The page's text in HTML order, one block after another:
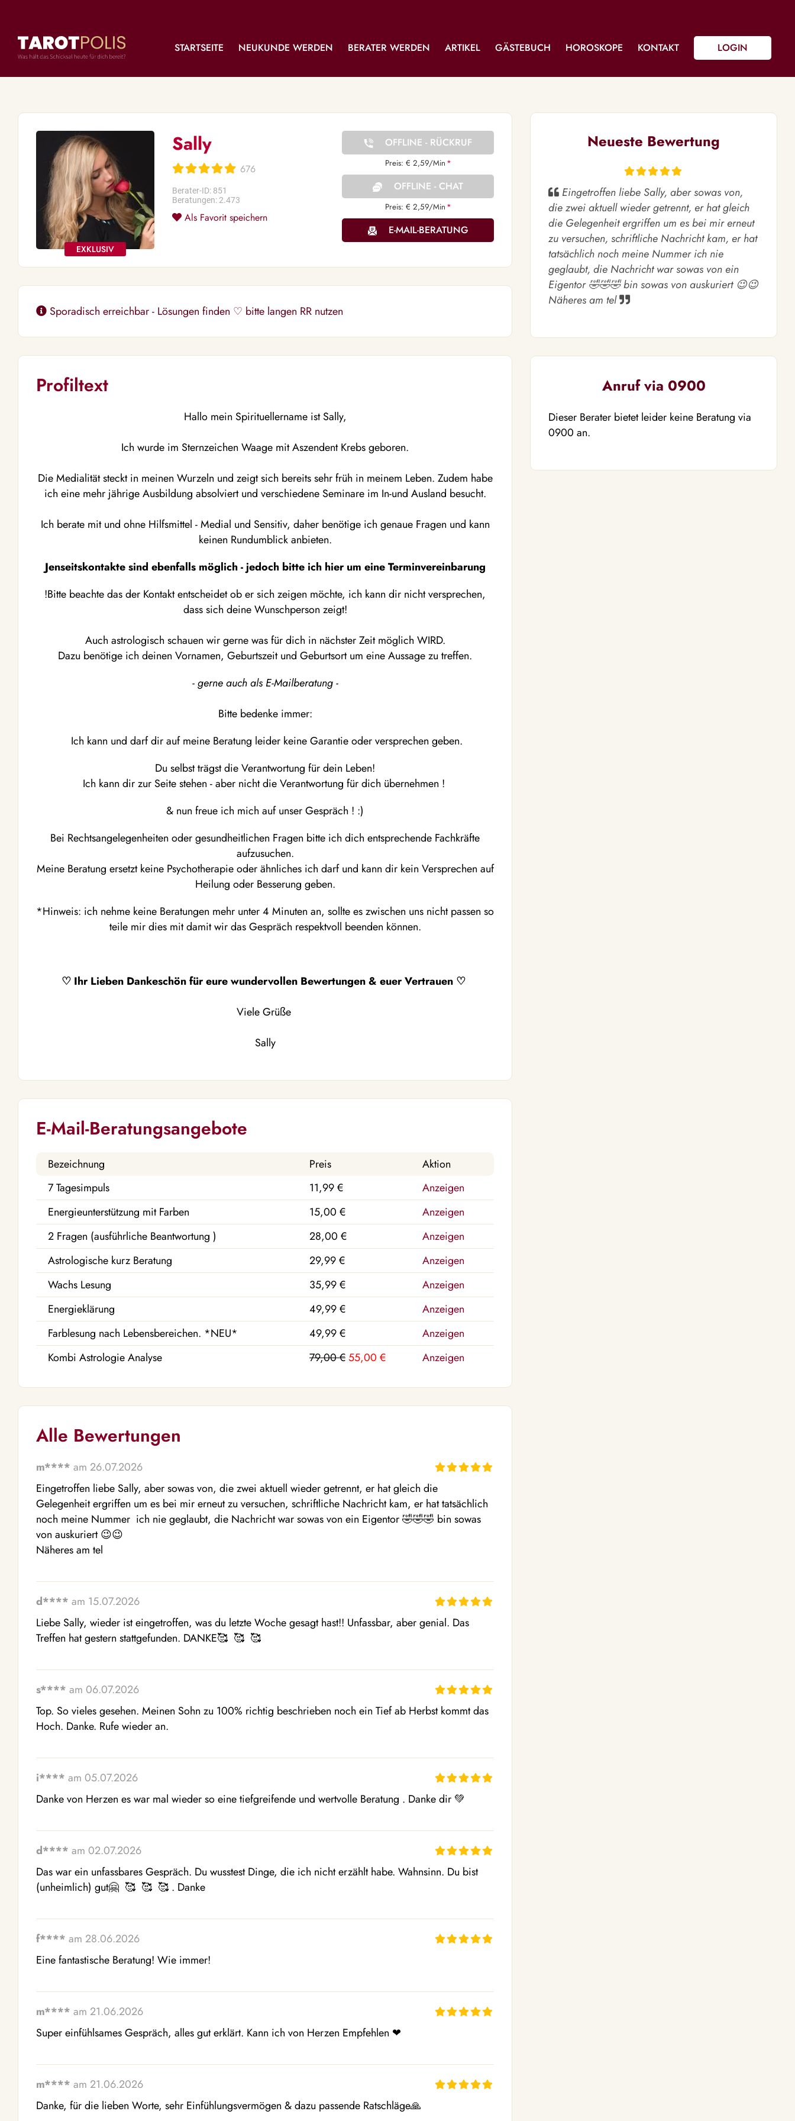
STARTSEITE NEUKUNDE WERDEN BERATER WERDEN ARTIKEL GÄSTEBUCH HOROSKOPE KONTAKT LOGIN
Sally
676
Berater-ID: 851
Beratungen: 2.473
Als Favorit speichern
OFFLINE - RÜCKRUF
Preis: € 2,59/Min *
OFFLINE - CHAT
Preis: € 2,59/Min *
E-MAIL-BERATUNG
Sporadisch erreichbar - Lösungen finden ♡ bitte langen RR nutzen
Profiltext
Hallo mein Spirituellernameist Sally,
Ich wurde im Sternzeichen Waage mit Aszendent Krebs geboren.
Die Medialität steckt in meinen Wurzeln und zeigt sich bereits sehr früh in meinem Leben. Zudem habe
ich eine mehr jährige Ausbildung absolviert und verschiedene Seminare im In-und Ausland besucht.
Ich berate mit und ohne Hilfsmittel - Medial und Sensitiv, daher benötige ich genaue Fragen und kann
keinen Rundumblick anbieten.
Jenseitskontakte sind ebenfalls möglich - jedoch bitte ich hier um eine Terminvereinbarung
!Bitte beachte das der Kontakt entscheidet ob er sich zeigen möchte, ich kann dir nicht versprechen,
dass sich deine Wunschperson zeigt!
Auch astrologisch schauen wir gerne was für dich in nächster Zeit möglich WIRD.
Dazu benötige ich deinen Vornamen, Geburtszeit und Geburtsort um eine Aussage zu treffen.
- gerne auch als E-Mailberatung -
Bitte bedenke immer:
Ich kann und darf dir auf meine Beratung leider keine Garantie oder versprechen geben.
Du selbst trägst die Verantwortung für dein Leben!
Ich kann dir zur Seite stehen - aber nicht die Verantwortung für dich übernehmen !
& nun freue ich mich auf unser Gespräch ! :)
Bei Rechtsangelegenheiten oder gesundheitlichen Fragen bitte ich dich entsprechende Fachkräfte
aufzusuchen.
Meine Beratung ersetzt keine Psychotherapie oder ähnliches ich darf und kann dir kein Versprechen auf
Heilung oder Besserung geben.
*Hinweis: ich nehme keine Beratungen mehr unter 4 Minuten an, sollte es zwischen uns nicht passen so
teile mir dies mit damit wir das Gespräch respektvoll beenden können.
♡ Ihr Lieben Dankeschön für eure wundervollen Bewertungen & euer Vertrauen ♡
Viele Grüße
Sally
E-Mail-Beratungsangebote
Bezeichnung Preis
Aktion
7 Tagesimpuls
11,99 €
Anzeigen
Energieunterstützung mit Farben
15,00 €
Anzeigen
2 Fragen (ausführliche Beantwortung )
28,00 €
Anzeigen
Astrologische kurz Beratung
29,99 €
Anzeigen
Wachs Lesung
35,99 €
Anzeigen
Energieklärung
49,99 €
Anzeigen
Farblesung nach Lebensbereichen. *NEU*
49,99 €
Anzeigen
Kombi Astrologie Analyse
79,00 €55,00 € Anzeigen
Alle Bewertungen
m**** am 26.07.2026
Eingetroffen liebe Sally, aber sowas von, die zwei aktuell wieder getrennt, er hat gleich die
Gelegenheit ergriffen um es bei mir erneut zu versuchen, schriftliche Nachricht kam, er hat tatsächlich
noch meine Nummer  ich nie geglaubt, die Nachricht war sowas von ein Eigentor 🤣🤣🤣 bin sowas
von auskuriert 😉😉
Näheres am tel
d**** am 15.07.2026
Liebe Sally, wieder ist eingetroffen, was du letzte Woche gesagt hast!! Unfassbar, aber genial. Das
Treffen hat gestern stattgefunden. DANKE🥰  🥰  🥰
s**** am 06.07.2026
Top. So vieles gesehen. Meinen Sohn zu 100% richtig beschrieben noch ein Tief ab Herbst kommt das
Hoch. Danke. Rufe wieder an.
i**** am 05.07.2026
Danke von Herzen es war mal wieder so eine tiefgreifende und wertvolle Beratung . Danke dir 💚
d**** am 02.07.2026
Das war ein unfassbares Gespräch. Du wusstest Dinge, die ich nicht erzählt habe. Wahnsinn. Du bist
(unheimlich) gut🤗  🥰  🥰  🥰 . Danke
f**** am 28.06.2026
Eine fantastische Beratung! Wie immer!
m**** am 21.06.2026
Super einfühlsames Gespräch, alles gut erklärt. Kann ich von Herzen Empfehlen ❤
m**** am 21.06.2026
Danke, für die lieben Worte, sehr Einfühlungsvermögen & dazu passende Ratschläge🙏
Neueste Bewertung
Eingetroffen liebe Sally, aber sowas von,
die zwei aktuell wieder getrennt, er hat gleich
die Gelegenheit ergriffen um es bei mir erneut
zu versuchen, schriftliche Nachricht kam, er hat
tatsächlich noch meine Nummer ich nie
geglaubt, die Nachricht war sowas von ein
Eigentor 🤣🤣🤣 bin sowas von auskuriert 😉😉
Näheres am tel
Anruf via 0900
Dieser Berater bietet leider keine Beratung via
0900 an.